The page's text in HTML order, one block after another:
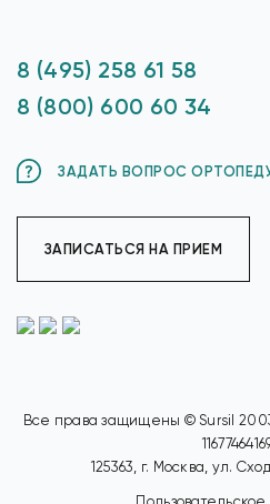
8 (495) 258 61 58
8 (800) 600 60 34
ЗАДАТЬ ВОПРОС
ЗАПИСАТЬСЯ НА ПРИЕМ
Все права защищены © Sursil
125363, г. Москва, ул.